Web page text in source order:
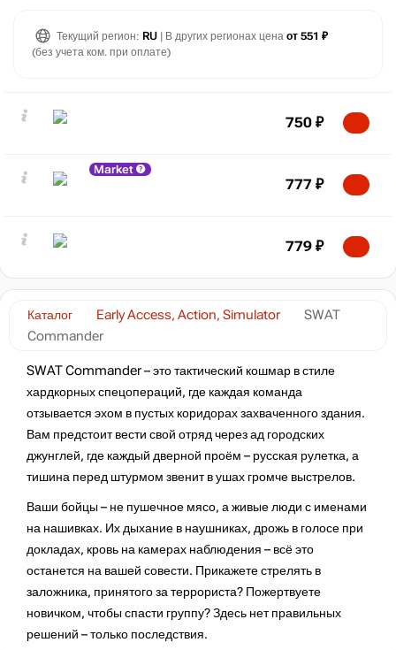
Каталог Early Access, Action, Simulator
SWAT
Commander
SWAT Commander – это тактический кошмар в стиле
хардкорных спецопераций, где каждая команда
отзывается эхом в пустых коридорах захваченного здания.
Вам предстоит вести свой отряд через ад городских
джунглей, где каждый дверной проём – русская рулетка, а
тишина перед штурмом звенит в ушах громче выстрелов.
Ваши бойцы – не пушечное мясо, а живые люди с именами
на нашивках. Их дыхание в наушниках, дрожь в голосе при
докладах, кровь на камерах наблюдения – всё это
останется на вашей совести. Прикажете стрелять в
заложника, принятого за террориста? Пожертвуете
новичком, чтобы спасти группу? Здесь нет правильных
решений – только последствия.
Текущий регион: RU | В других регионах цена от 551 ₽
(без учета ком. при оплате)
750 ₽
Market
777 ₽
779 ₽